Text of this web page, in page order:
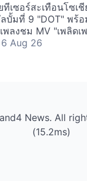
ทีเซอร์สะเทือนโซเ
บั้มที่ 9 "DOT" พร้อ
พลงชม MV "เพลิด
6 Aug 26
News. All
(15.2ms)